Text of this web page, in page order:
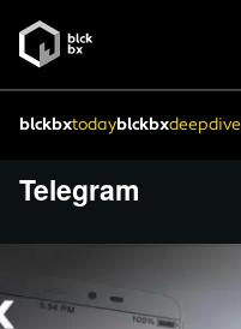
blckbxtodayblckbxdeepdive
Telegram